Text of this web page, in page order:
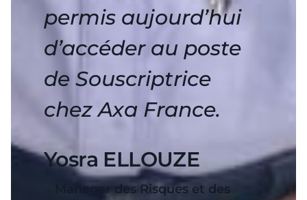
permis aujourd’hui
d’accéder au poste
de Souscriptrice
chez Axa France.
Yosra ELLOUZE
Manager des Risques et des